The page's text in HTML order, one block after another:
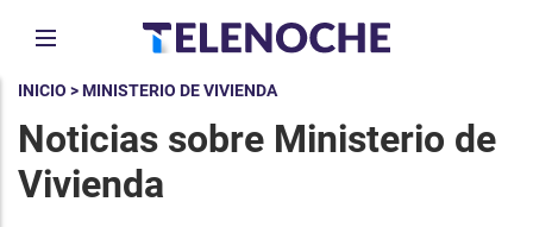
INICIO > MINISTERIO DE VIVIENDA
Noticias sobre Ministerio de
Vivienda